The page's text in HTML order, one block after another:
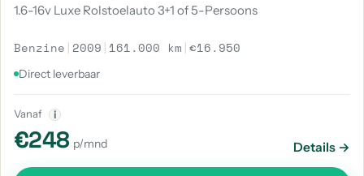
1.6-16v Luxe Rolstoelauto 3+1 of 5-Persoons
Benzine | 2009 | 161.000 km |€16.950
Direct leverbaar
Vanaf i
€248 p/mnd Details →